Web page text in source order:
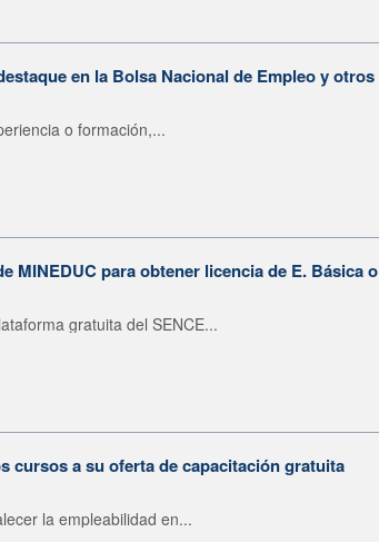
en la Bolsa Nacional de Empleo y otros
o formación,...
MINEDUC para obtener licencia de E. Básica o
gratuita del SENCE...
cursos a su oferta de capacitación gratuita
la empleabilidad en...